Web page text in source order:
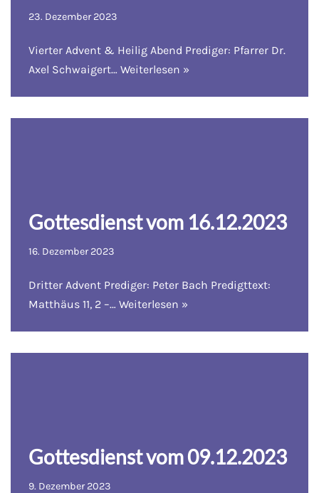
23. Dezember 2023
Vierter Advent & Heilig Abend Prediger: Pfarrer Dr.
Axel Schwaigert… Weiterlesen »
Gottesdienst vom 16.12.2023
16. Dezember 2023
Dritter Advent Prediger: Peter Bach Predigttext:
Matthäus 11, 2 –… Weiterlesen »
Gottesdienst vom 09.12.2023
9. Dezember 2023